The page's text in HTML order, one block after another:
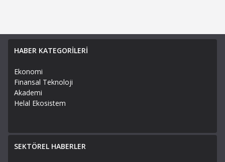
HABER KATEGORİLERİ
Ekonomi
Finansal Teknoloji
Akademi
Helal Ekosistem
SEKTÖREL HABERLER